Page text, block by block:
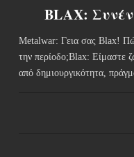
BLAX:
Metalwar: Γεια σας Blax!
την περίοδο;Blax: Είμαστε
από δημιουργικότητα,